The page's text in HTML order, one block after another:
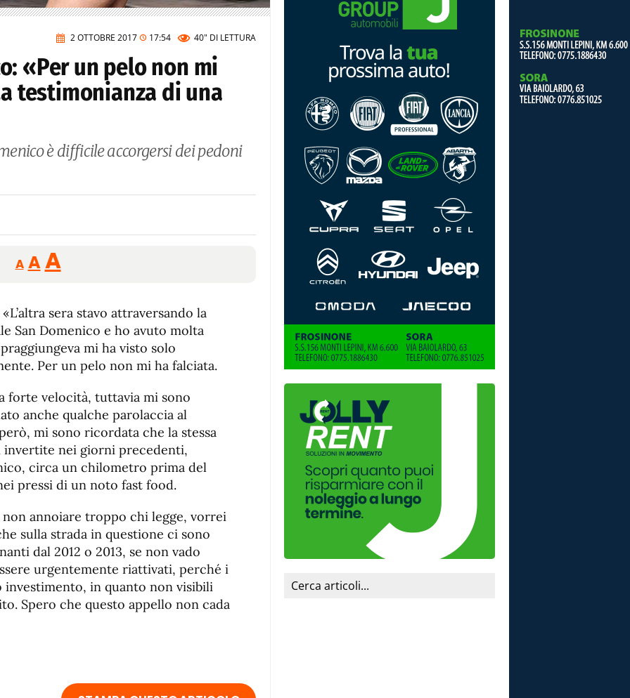
2 OTTOBRE 2017 17:54 40" DI LETTURA
«Per un pelo non mi
testimonianza di una
è difficile accorgersi dei pedoni
A
Reducir
tamaño
A Restablecer
tamaño
fuente
AAumentar
de
fuente.
sera stavo attraversando la
San Domenico e ho avuto molta
mi ha visto solo
Per un pelo non mi ha falciata.
forte velocità, tuttavia mi sono
anche qualche parolaccia al
mi sono ricordata che la stessa
invertite nei giorni precedenti,
circa un chilometro prima del
pressi di un noto fast food.
non annoiare troppo chi legge, vorrei
sulla strada in questione ci sono
dal 2012 o 2013, se non vado
urgentemente riattivati, perché i
in quanto non visibili
Spero che questo appello non cada